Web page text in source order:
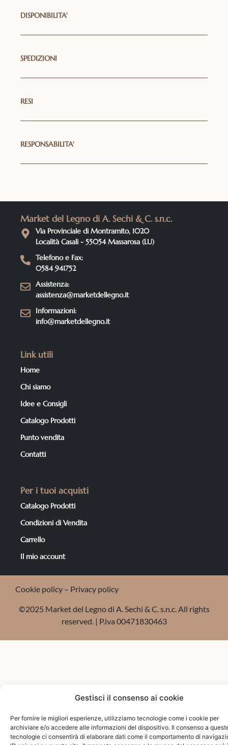
Gestisci il consenso ai cookie
Per fornire le migliori esperienze, utilizziamo tecnologie come i cookie per
archiviare e/o accedere alle informazioni del dispositivo. Il consenso a
tecnologie ci consentirà di elaborare dati come il comportamento di
DISPONIBILITA'
SPEDIZIONI
RESI
RESPONSABILITA'
Market del Legno di A. Sechi & C. s.n.c.
Via Provinciale di Montramito, 1020
Località Casali - 55054 Massarosa (LU)
Telefono e Fax:
0584 941752
Assistenza:
assistenza@marketdellegno.it
Informazioni:
info@marketdellegno.it
Link utili
Home
Chi siamo
Idee e Consigli
Catalogo Prodotti
Punto vendita
Contatti
Per i tuoi acquisti
Catalogo Prodotti
Condizioni di Vendita
Carrello
Il mio account
Cookie policy – Privacy policy
©2025 Market del Legno di A. Sechi & C. s.n.c. All rights
reserved. | P.iva 00471830463